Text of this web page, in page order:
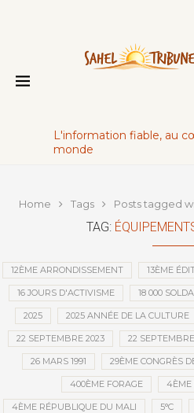
L'information fiable, au
monde
Home Tags Posts tagged
TAG:
12ÈME ARRONDISSEMENT 13ÈME
16 JOURS D'ACTIVISME 18 000
2025 2025 ANNÉE DE LA CULTURE
22 SEPTEMBRE 2023 22
26 MARS 1991 29ÈME CONGRÈS
400ÈME FORAGE 4ÈME
4ÈME RÉPUBLIQUE DU MALI 5°C